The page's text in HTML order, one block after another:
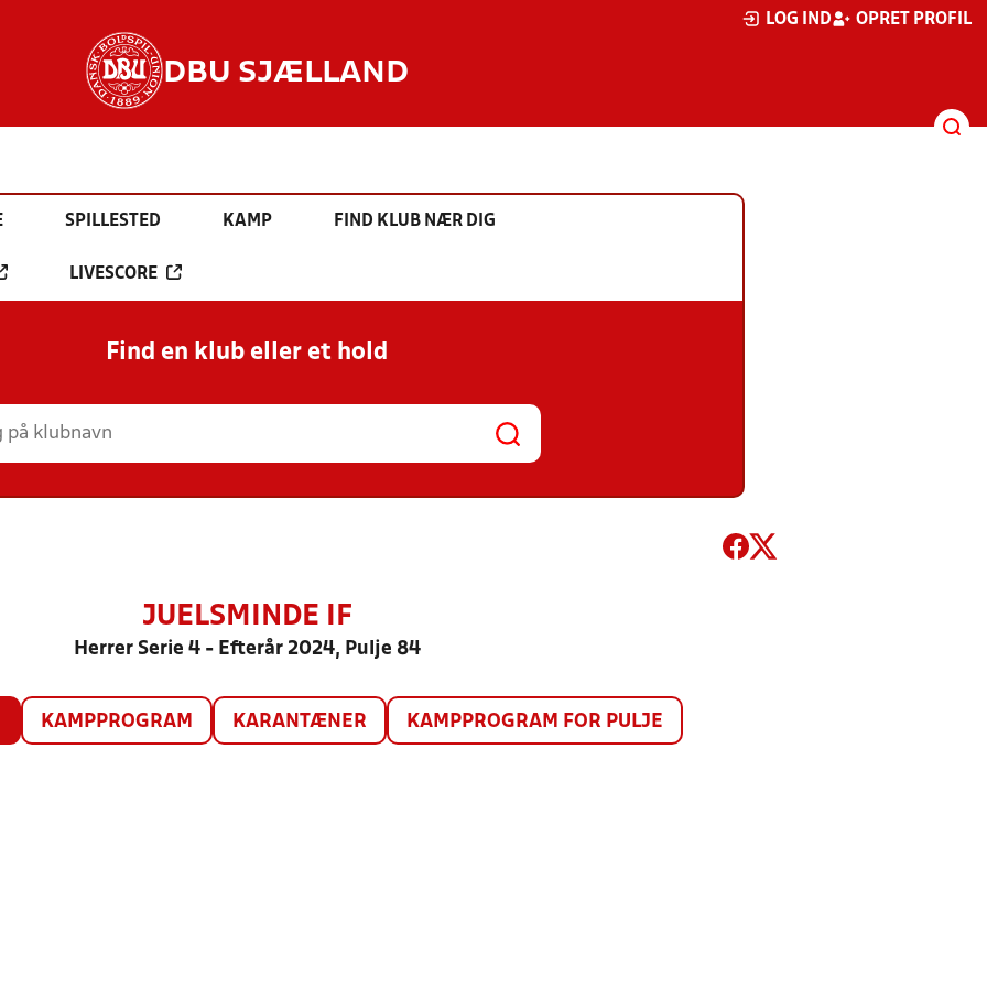
LOG IND OPRET PROFIL
DBU SJÆLLAND
SPILLESTED KAMP FIND KLUB NÆR DIG
LIVESCORE
Find en klub eller et hold
JUELSMINDE IF
Herrer Serie 4 - Efterår 2024, Pulje 84
KAMPPROGRAM KARANTÆNER KAMPPROGRAM FOR PULJE